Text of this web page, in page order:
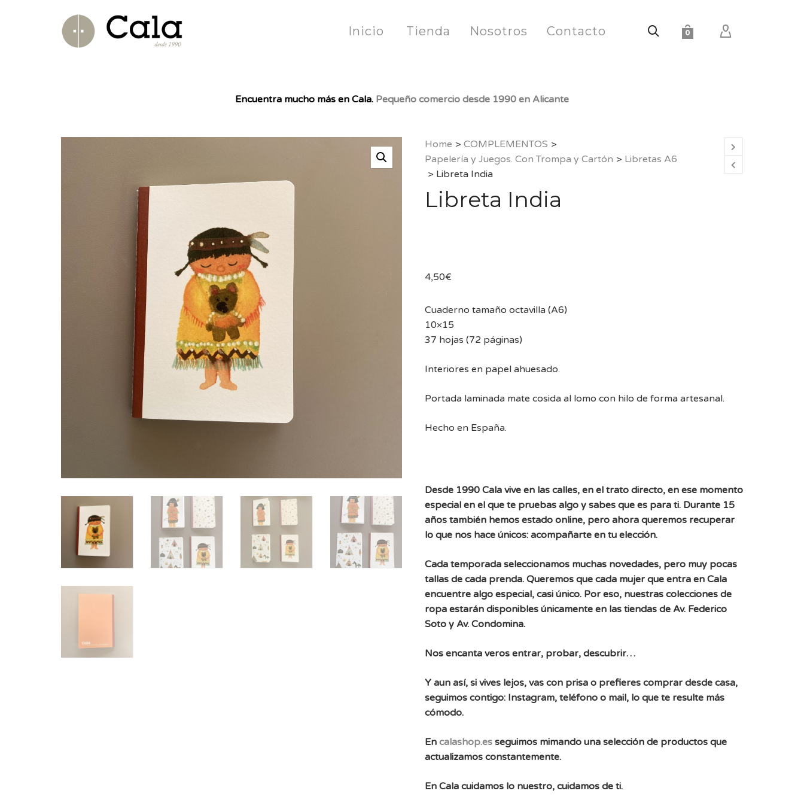
0
Inicio Tienda Nosotros Contacto
Encuentra mucho más en Cala. Pequeño comercio desde 1990 en Alicante
Home > COMPLEMENTOS >
Papelería y Juegos. Con Trompa y Cartón > Libretas A6
> Libreta India
Libreta India
4,50€
Cuaderno tamaño octavilla (A6)
10×15
37 hojas (72 páginas)
Interiores en papel ahuesado.
Portada laminada mate cosida al lomo con hilo de forma artesanal.
Hecho en España.
Desde 1990 Cala vive en las calles, en el trato directo, en ese momento
especial en el que te pruebas algo y sabes que es para ti. Durante 15
años también hemos estado online, pero ahora queremos recuperar
lo que nos hace únicos: acompañarte en tu elección.
Cada temporada seleccionamos muchas novedades, pero muy pocas
tallas de cada prenda. Queremos que cada mujer que entra en Cala
encuentre algo especial, casi único. Por eso, nuestras colecciones de
ropa estarán disponibles únicamente en las tiendas de Av. Federico
Soto y Av. Condomina.
Nos encanta veros entrar, probar, descubrir…
Y aun así, si vives lejos, vas con prisa o prefieres comprar desde casa,
seguimos contigo: Instagram, teléfono o mail, lo que te resulte más
cómodo.
En calashop.esseguimos mimando una selección de productos que
actualizamos constantemente.
En Cala cuidamos lo nuestro, cuidamos de ti.